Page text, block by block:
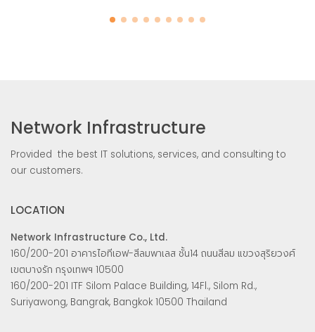
Network Infrastructure
Provided the best IT solutions, services, and consulting to
our customers.
LOCATION
Network Infrastructure Co., Ltd.
160/200-201 อาคารไอทีเอฟ-สีลมพาเลส ชั้น14 ถนนสีลม แขวงสุริยวงศ์
เขตบางรัก กรุงเทพฯ 10500
160/200-201 ITF Silom Palace Building, 14Fl., Silom Rd.,
Suriyawong, Bangrak, Bangkok 10500 Thailand